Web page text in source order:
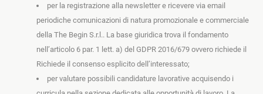
per la registrazione alla newsletter e ricevere via email
periodiche comunicazioni di natura promozionale e commerciale
della The Begin S.r.l.. La base giuridica trova il fondamento
nell’articolo 6 par. 1 lett. a) del GDPR 2016/679 ovvero richiede il
Richiede il consenso esplicito dell’interessato;
per valutare possibili candidature lavorative acquisendo i